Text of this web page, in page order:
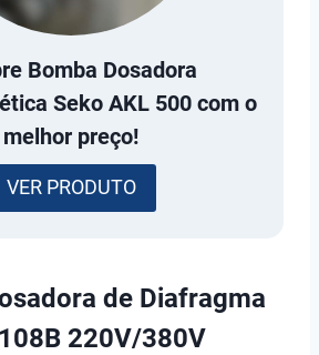
Bomba Dosadora
Seko AKL 500com o
melhor preço!
VER PRODUTO
de Diafragma
220V/380V